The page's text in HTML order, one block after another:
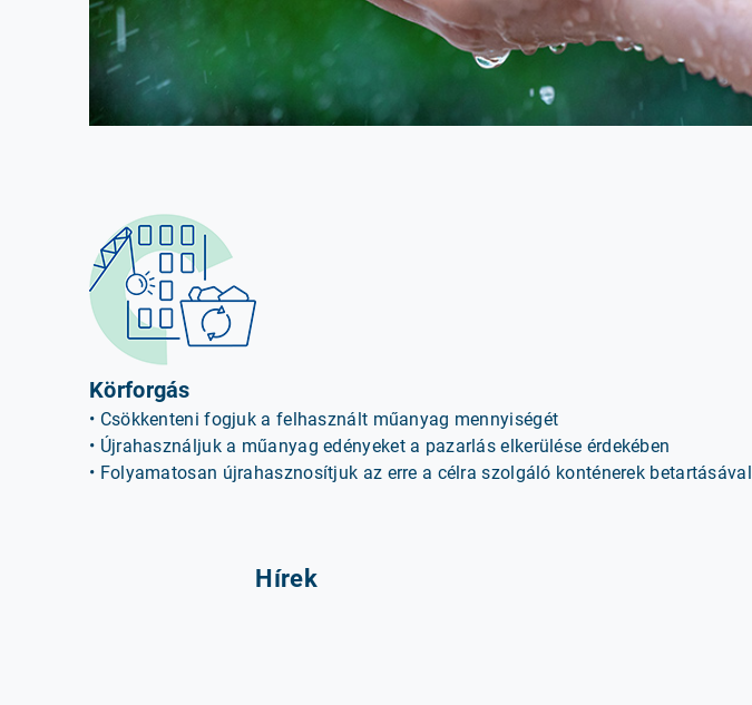
Körforgás
• Csökkenteni fogjuk a felhasznált műanyag mennyiségét
• Újrahasználjuk a műanyag edényeket a pazarlás elkerülése érdekében
• Folyamatosan újrahasznosítjuk az erre a célra szolgáló konténerek betartásával
Hírek